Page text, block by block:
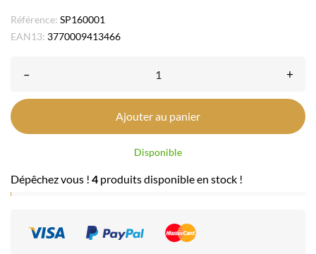
Référence: SP160001
EAN13: 3770009413466
– +
Ajouter au panier
Disponible
Dépêchez vous ! 4 produits disponible en stock !